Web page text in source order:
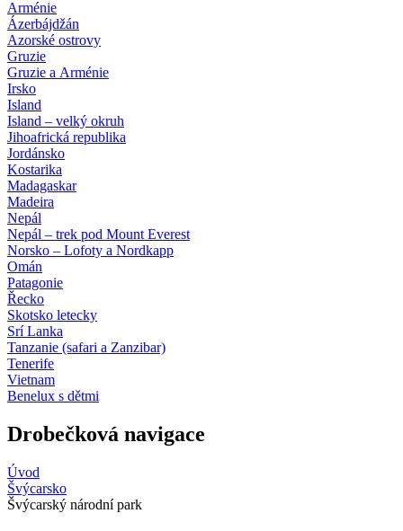
Arménie
Ázerbájdžán
Azorské ostrovy
Gruzie
Gruzie a Arménie
Irsko
Island
Island – velký okruh
Jihoafrická republika
Jordánsko
Kostarika
Madagaskar
Madeira
Nepál
Nepál – trek pod Mount Everest
Norsko – Lofoty a Nordkapp
Omán
Patagonie
Řecko
Skotsko letecky
Srí Lanka
Tanzanie (safari a Zanzibar)
Tenerife
Vietnam
Benelux s dětmi
Drobečková navigace
Úvod
Švýcarsko
Švýcarský národní park